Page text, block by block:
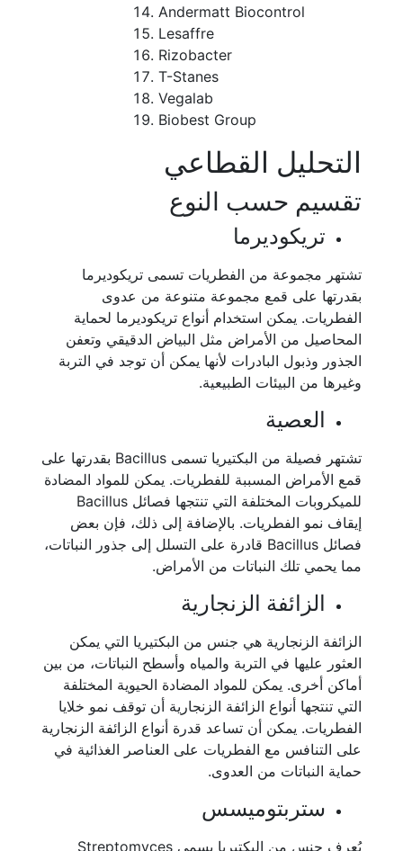
Andermatt Biocontrol
Lesaffre
Rizobacter
T-Stanes
Vegalab
Biobest Group
التحليل القطاعي
تقسيم حسب النوع
تريكوديرما
تشتهر مجموعة من الفطريات تسمى تريكوديرما
بقدرتها على قمع مجموعة متنوعة من عدوى
الفطريات. يمكن استخدام أنواع تريكوديرما لحماية
المحاصيل من الأمراض مثل البياض الدقيقي وتعفن
الجذور وذبول البادرات لأنها يمكن أن توجد في التربة
وغيرها من البيئات الطبيعية.
العصية
تشتهر فصيلة من البكتيريا تسمى Bacillus بقدرتها على
قمع الأمراض المسببة للفطريات. يمكن للمواد المضادة
للميكروبات المختلفة التي تنتجها فصائل Bacillus
إيقاف نمو الفطريات. بالإضافة إلى ذلك، فإن بعض
فصائل Bacillus قادرة على التسلل إلى جذور النباتات،
مما يحمي تلك النباتات من الأمراض.
الزائفة الزنجارية
الزائفة الزنجارية هي جنس من البكتيريا التي يمكن
العثور عليها في التربة والمياه وأسطح النباتات، من بين
أماكن أخرى. يمكن للمواد المضادة الحيوية المختلفة
التي تنتجها أنواع الزائفة الزنجارية أن توقف نمو خلايا
الفطريات. يمكن أن تساعد قدرة أنواع الزائفة الزنجارية
على التنافس مع الفطريات على العناصر الغذائية في
حماية النباتات من العدوى.
ستربتوميسس
يُعرف جنس من البكتيريا يسمى Streptomyces